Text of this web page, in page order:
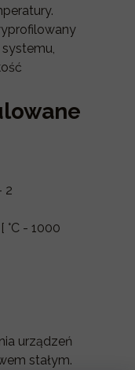
2
°C - 1000
urządzeń
stałym.